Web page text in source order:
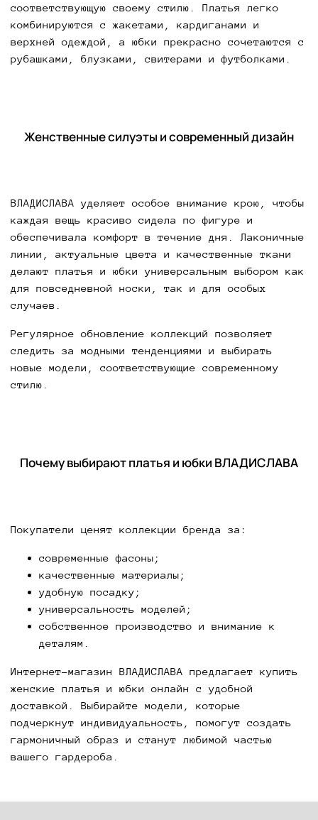
соответствующую своему стилю. Платья легко
комбинируются с жакетами, кардиганами и
верхней одеждой, а юбки прекрасно сочетаются с
рубашками, блузками, свитерами и футболками.
Женственные силуэты и современный дизайн
ВЛАДИСЛАВА уделяет особое внимание крою, чтобы
каждая вещь красиво сидела по фигуре и
обеспечивала комфорт в течение дня. Лаконичные
линии, актуальные цвета и качественные ткани
делают платья и юбки универсальным выбором как
для повседневной носки, так и для особых
случаев.
Регулярное обновление коллекций позволяет
следить за модными тенденциями и выбирать
новые модели, соответствующие современному
стилю.
Почему выбирают платья и юбки ВЛАДИСЛАВА
Покупатели ценят коллекции бренда за:
современные фасоны;
качественные материалы;
удобную посадку;
универсальность моделей;
собственное производство и внимание к
деталям.
Интернет-магазин ВЛАДИСЛАВА предлагает купить
женские платья и юбки онлайн с удобной
доставкой. Выбирайте модели, которые
подчеркнут индивидуальность, помогут создать
гармоничный образ и станут любимой частью
вашего гардероба.